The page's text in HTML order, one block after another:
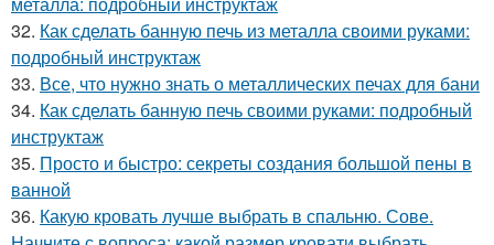
32. Как сделать банную печь из металла своими руками:
подробный инструктаж
33. Все, что нужно знать о металлических печах для бани
34. Как сделать банную печь своими руками: подробный
инструктаж
35. Просто и быстро: секреты создания большой пены в
ванной
36. Какую кровать лучше выбрать в спальню. Сове.